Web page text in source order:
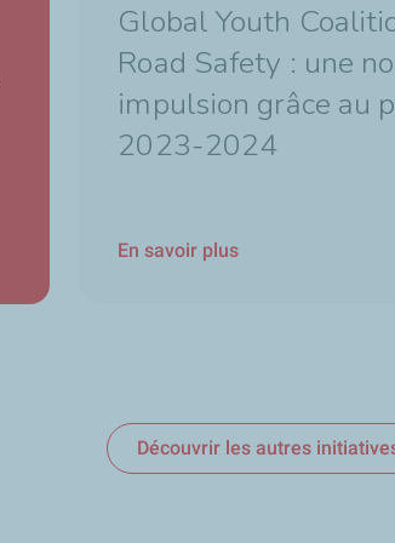
Global Youth
Road Safety : une
impulsion grâce au
2023-2024
En savoir plus
Découvrir les autres